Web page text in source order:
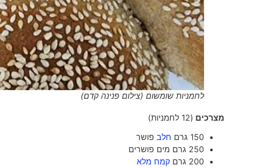
לחמניות שומשום (צילום פנינה קדם)
מצרכים (12 לחמניות)
150 גרם
חלב פושר
250 גרם מים פושרים
200 גרם
קמח מלא